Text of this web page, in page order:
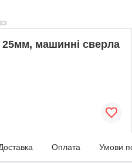
25мм, машинні сверла
Оплата Умови